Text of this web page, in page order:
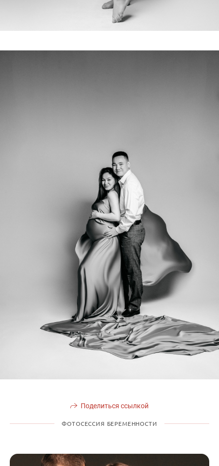
Поделиться ссылкой
ФОТОСЕССИЯ БЕРЕМЕННОСТИ